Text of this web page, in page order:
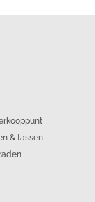
& tassen